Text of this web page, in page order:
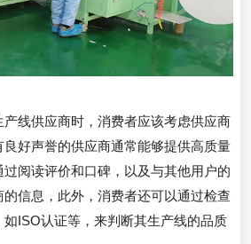
线供应商时，消费者应该考虑供应商
好声誉的供应商通常能够提供高质量
阅读评价和口碑，以及与其他用户的
信息，此外，消费者还可以通过检查
ISO认证等，来判断其生产线的品质